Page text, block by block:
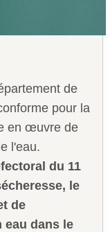
de
pour la
en œuvre de
l'eau.
du 11
le
de
eau dans le